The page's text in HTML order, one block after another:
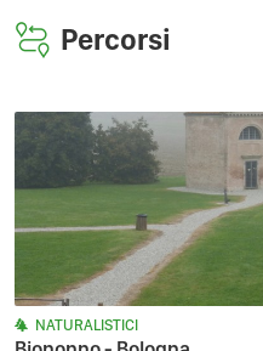
Percorsi
NATURALISTICI